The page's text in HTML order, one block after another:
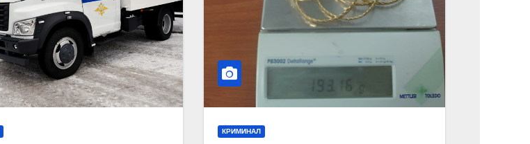
КРИМИНАЛ